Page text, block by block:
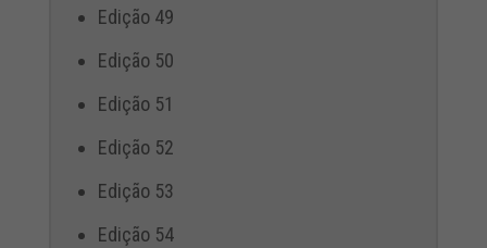
Edição 49
Edição 50
Edição 51
Edição 52
Edição 53
Edição 54